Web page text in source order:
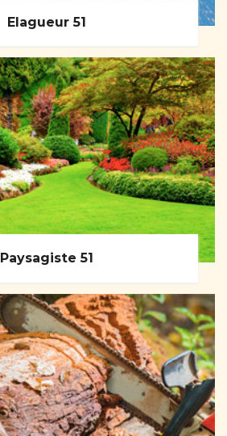
Elagueur 51
Paysagiste 51